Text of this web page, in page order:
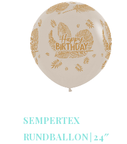
SEMPERTEX
RUNDBALLON | 24″